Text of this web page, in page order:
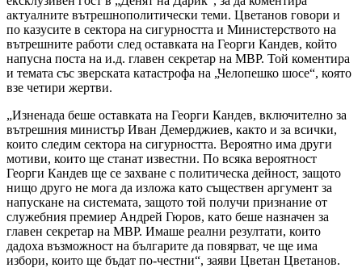
актуалните вътрешнополитически теми. Цветанов говори и
по казусите в сектора на сигурността и Министерството на
вътрешните работи след оставката на Георги Кандев, който
напусна поста на и.д. главен секретар на МВР. Той коментира
и темата със зверската катастрофа на „Челопешко шосе“, която
взе четири жертви.
„Изненада беше оставката на Георги Кандев, включително за
вътрешния министър Иван Демерджиев, както и за всички,
които следим сектора на сигурността. Вероятно има други
мотиви, които ще станат известни. По всяка вероятност
Георги Кандев ще се захване с политическа дейност, защото
нищо друго не мога да изложа като съществен аргумент за
напускане на системата, защото той получи признание от
служебния премиер Андрей Гюров, като беше назначен за
главен секретар на МВР. Имаше реални резултати, които
дадоха възможност на българите да повярват, че ще има
избори, които ще бъдат по-честни“, заяви Цветан Цветанов.